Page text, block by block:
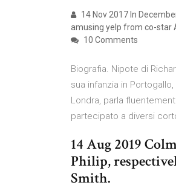
14 Nov 2017 In
amusing yelp from co-star
10 Comments
Biografia. Nipote di
sua infanzia in
Londra, parla
partecipato a diversi
14 Aug 2019
Philip,
Smith.